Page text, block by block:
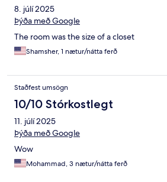
8. júlí 2025
Þýða með Google
The room was the size of a closet
Shamsher, 1 nætur/nátta ferð
Staðfest umsögn
10/10 Stórkostlegt
11. júlí 2025
Þýða með Google
Wow
Mohammad, 3 nætur/nátta ferð